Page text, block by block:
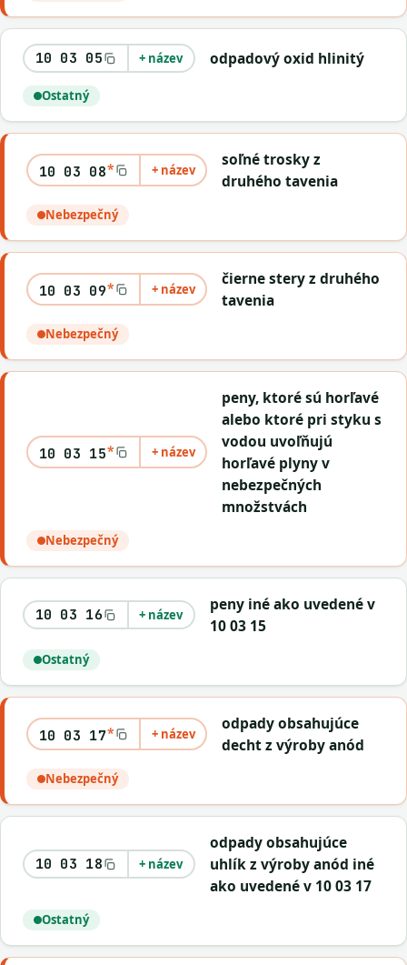
10 03 05 + název odpadový oxid hlinitý
Ostatný
10 03 08* + název
soľné trosky z
druhého tavenia
Nebezpečný
10 03 09* + název
čierne stery z druhého
tavenia
Nebezpečný
10 03 15* + název
peny, ktoré sú horľavé
alebo ktoré pri styku s
vodou uvoľňujú
horľavé plyny v
nebezpečných
množstvách
Nebezpečný
10 03 16 + název
peny iné ako uvedené v
10 03 15
Ostatný
10 03 17* + název
odpady obsahujúce
decht z výroby anód
Nebezpečný
10 03 18 + název
odpady obsahujúce
uhlík z výroby anód iné
ako uvedené v 10 03 17
Ostatný